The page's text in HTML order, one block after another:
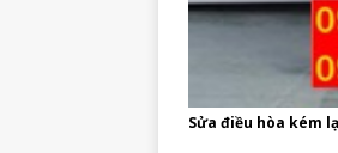
Sửa điều hòa kém